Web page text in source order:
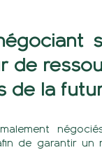
de
de la
de garantir